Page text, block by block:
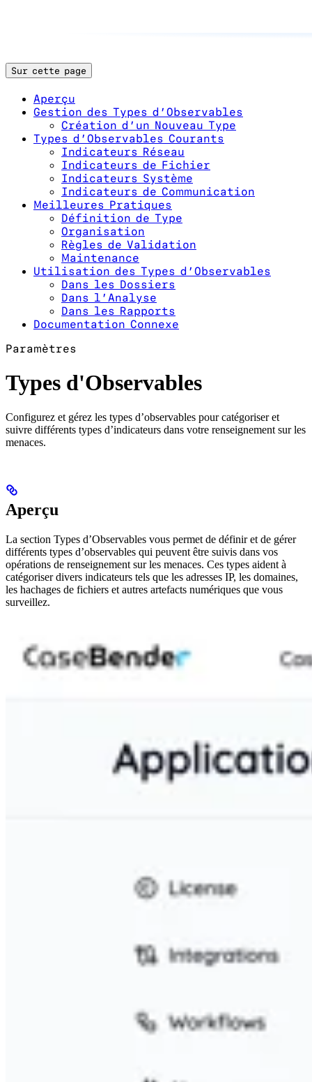
Sur cette page
Aperçu
Gestion des Types d’Observables
Création d’un Nouveau Type
Types d’Observables Courants
Indicateurs Réseau
Indicateurs de Fichier
Indicateurs Système
Indicateurs de Communication
Meilleures Pratiques
Définition de Type
Organisation
Règles de Validation
Maintenance
Utilisation des Types d’Observables
Dans les Dossiers
Dans l’Analyse
Dans les Rapports
Documentation Connexe
Paramètres
Types d'Observables
Configurez et gérez les types d’observables pour catégoriser et
suivre différents types d’indicateurs dans votre renseignement sur les
menaces.
Aperçu
La section Types d’Observables vous permet de définir et de gérer
différents types d’observables qui peuvent être suivis dans vos
opérations de renseignement sur les menaces. Ces types aident à
catégoriser divers indicateurs tels que les adresses IP, les domaines,
les hachages de fichiers et autres artefacts numériques que vous
surveillez.